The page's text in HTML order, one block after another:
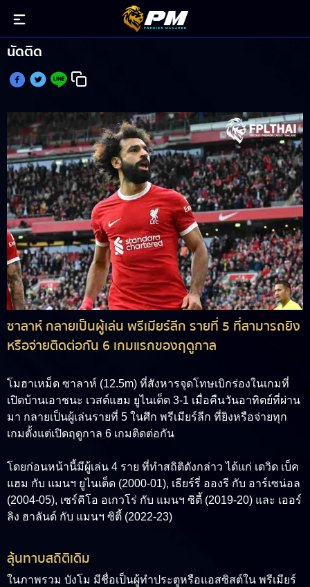
ซาลาห์ แข้งรายที่ 5 ที่ยิงหรือจ่ายเปิดหัว พรีเมียร์ลีก 6
นัดติด
ซาลาห์ กลายเป็นผู้เล่น พรีเมียร์ลีก รายที่ 5 ที่สามารถยิง
หรือจ่ายติดต่อกัน 6 เกมแรกของฤดูกาล
โมฮาเหม็ด ซาลาห์ (12.5m) ที่สังหารจุดโทษเบิกร่องในเกมที่
เปิดบ้านเอาชนะ เวสต์แฮม ยูไนเต็ด 3-1 เมื่อคืนวันอาทิตย์ที่ผ่าน
มา กลายเป็นผู้เล่นรายที่ 5 ในศึก พรีเมียร์ลีก ที่ยิงหรือจ่ายทุก
เกมตั้งแต่เปิดฤดูกาล 6 เกมติดต่อกัน
โดยก่อนหน้านี้มีผู้เล่น 4 ราย ที่ทำสถิติดังกล่าว ได้แก่ เดวิด เบ็ค
แฮม กับ แมนฯ ยูไนเต็ด (2000-01), เธียร์รี่ อองรี กับ อาร์เซน่อล
(2004-05), เซร์คิโอ อเกวโร่ กับ แมนฯ ซิตี้ (2019-20) และ เออร์
ลิง ฮาลันด์ กับ แมนฯ ซิตี้ (2022-23)
ลุ้นทาบสถิติเดิม
ในภาพรวม บังโม มีชื่อเป็นผู้ทำประตูหรือแอสซิสต์ใน พรีเมียร์